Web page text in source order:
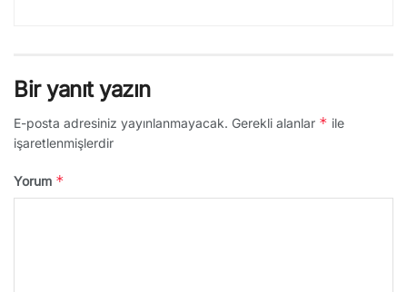
Bir yanıt yazın
E-posta adresiniz yayınlanmayacak. Gerekli alanlar * ile
işaretlenmişlerdir
Yorum *